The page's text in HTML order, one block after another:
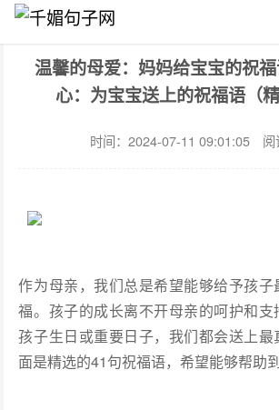
千媚句子网 祝福
温馨的母爱：妈妈给宝宝的祝
心：为宝宝送上的祝福语（精
时间：2024-07-11 09:01:05
作为母亲，我们总是希望能够给予孩
福。孩子的成长离不开母亲的呵护和支
孩子生日或重要日子，我们都会送上最
面是精选的41句祝福语，希望能够帮助到